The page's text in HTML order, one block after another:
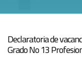
Declaratoria de
Grado No 13